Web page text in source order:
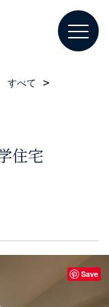
すべて
住宅
Save